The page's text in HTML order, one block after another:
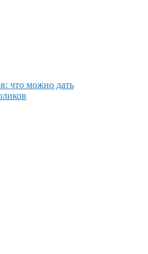
что можно дать